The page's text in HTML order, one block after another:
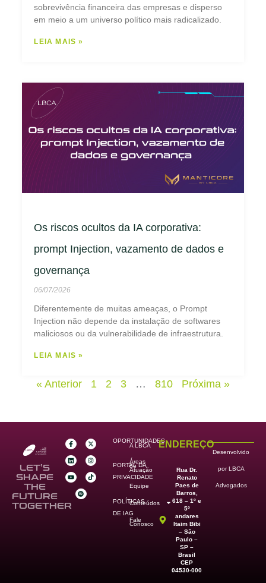
sobrevivência financeira das empresas e disperso
em meio a um universo político mais radicalizado.
LEIA MAIS »
Os riscos ocultos da IA corporativa:
prompt Injection, vazamento de dados e
governança
06/07/2026
Diferentemente de muitas ameaças, o Prompt
Injection não depende da instalação de softwares
maliciosos ou da vulnerabilidade de infraestrutura.
LEIA MAIS »
« Anterior 1 2 3 … 810 Próxima »
LET’S
SHAPE
THE
FUTURE
TOGETHER
OPORTUNIDADES
PORTAL DA
PRIVACIDADE
POLÍTICAS
DE IAG
A LBCA
Áreas
de
Atuação
Equipe
Conteúdos
Fale
Conosco
ENDEREÇO
Rua Dr.
Renato
Paes de
Barros,
618 – 1º e
5º
andares
Itaim Bibi
– São
Paulo –
SP –
Brasil
CEP
04530-000
Desenvolvido
por LBCA
Advogados